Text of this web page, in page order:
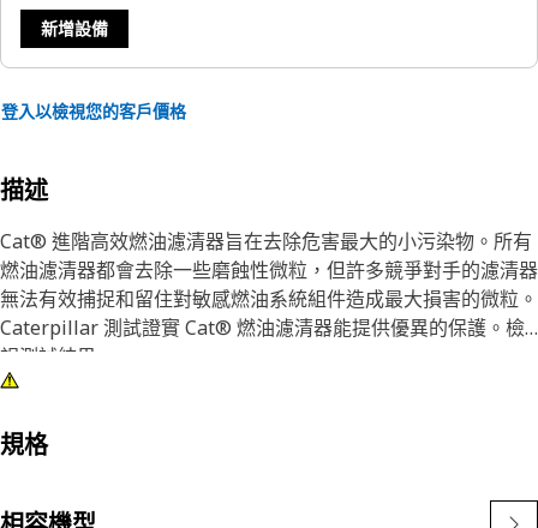
新增設備
登入以檢視您的客戶價格
描述
Cat® 進階高效燃油濾清器旨在去除危害最大的小污染物。所有
燃油濾清器都會去除一些磨蝕性微粒，但許多競爭對手的濾清器
無法有效捕捉和留住對敏感燃油系統組件造成最大損害的微粒。
Caterpillar 測試證實 Cat® 燃油濾清器能提供優異的保護。檢
視測試結果
清器不僅可以提高性能，還可以保護重要部件，從而延長使用壽
規格